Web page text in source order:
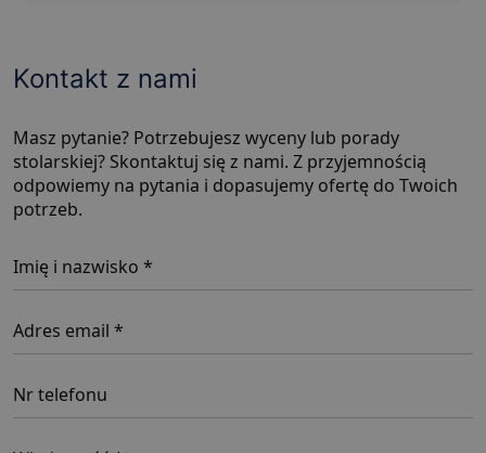
Kontakt z nami
Masz pytanie? Potrzebujesz wyceny lub porady
stolarskiej? Skontaktuj się z nami. Z przyjemnością
odpowiemy na pytania i dopasujemy ofertę do Twoich
potrzeb.